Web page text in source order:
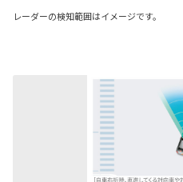
レーダーの検知範囲はイメージです。